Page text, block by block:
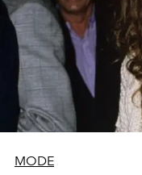
MODE